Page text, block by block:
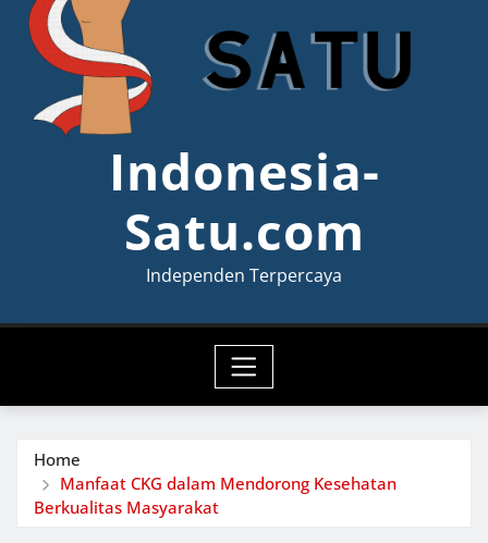
Indonesia-
Satu.com
Independen Terpercaya
Home
Manfaat CKG dalam Mendorong Kesehatan
Berkualitas Masyarakat